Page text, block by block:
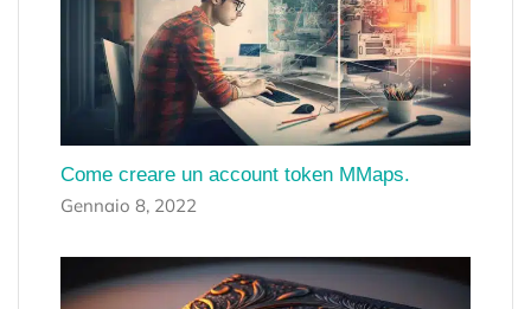
Come creare un account token MMaps.
Gennaio 8, 2022